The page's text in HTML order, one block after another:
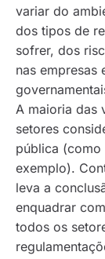
variar do
dos tipos de
sofrer, dos
nas empresas
A maioria das
setores
pública
exemplo).
leva a
enquadrar
todos os